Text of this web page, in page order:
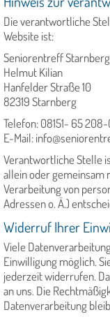
Die verantwortliche
Website ist:
Seniorentreff
Helmut Kilian
Hanfelder Straße 10
82319 Starnberg
Telefon: 08151- 65
E-Mail:
Verantwortliche Stelle
allein oder gemeinsam
Verarbeitung von
Adressen o. Ä.)
Widerruf Ihrer
Viele
Einwilligung möglich.
jederzeit widerrufen.
an uns. Die
Datenverarbeitung